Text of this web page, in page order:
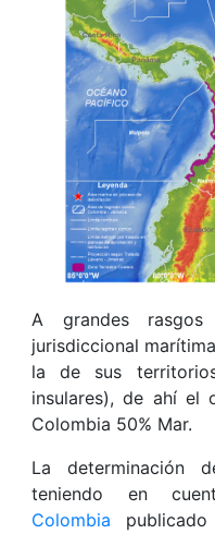
A grandes
jurisdiccional
la de sus
insulares), de ahí el
Colombia 50% Mar.
La determinación
teniendo en
Colombia